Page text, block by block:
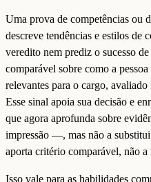
Uma prova de competências ou
descreve tendências e estilos de
veredito nem prediz o sucesso
comparável sobre como a
relevantes para o cargo,
Esse sinal apoia sua decisão e
que agora aprofunda sobre
impressão —, mas não a
aporta critério comparável, não a
Isso vale para as habilidades